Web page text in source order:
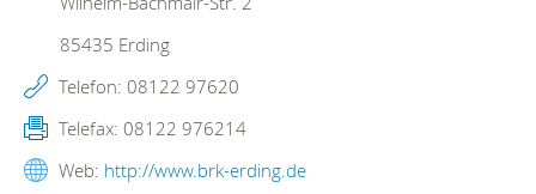
85435 Erding
Telefon: 08122 97620
Telefax: 08122 976214
Web: http://www.brk-erding.de